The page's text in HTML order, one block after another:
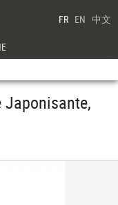
FR EN 中文
Japonisante,